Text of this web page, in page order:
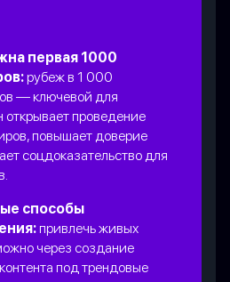
первая 1000
рубеж в 1 000
— ключевой для
открывает проведение
повышает доверие
соцдоказательство для
способы
привлечь живых
через создание
под трендовые